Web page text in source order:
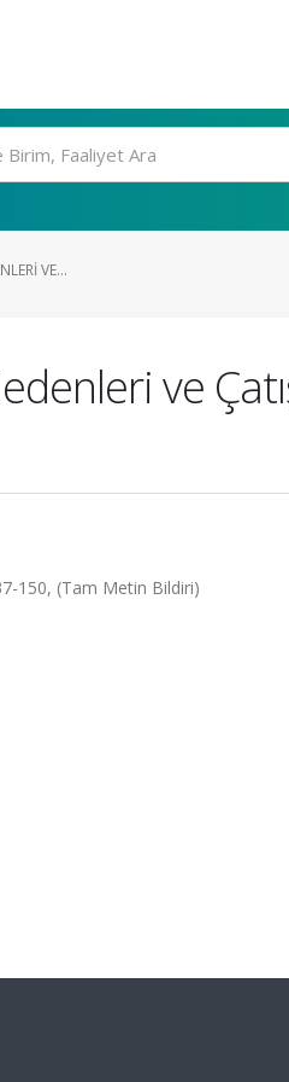
VE...
ve
150, (Tam Metin Bildiri)